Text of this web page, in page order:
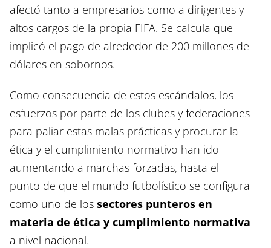
afectó tanto a empresarios como a dirigentes y
altos cargos de la propia FIFA. Se calcula que
implicó el pago de alrededor de 200 millones de
dólares en sobornos.
Como consecuencia de estos escándalos, los
esfuerzos por parte de los clubes y federaciones
para paliar estas malas prácticas y procurar la
ética y el cumplimiento normativo han ido
aumentando a marchas forzadas, hasta el
punto de que el mundo futbolístico se configura
como uno de los sectores punteros en
materia de ética y cumplimiento normativa
a nivel nacional.